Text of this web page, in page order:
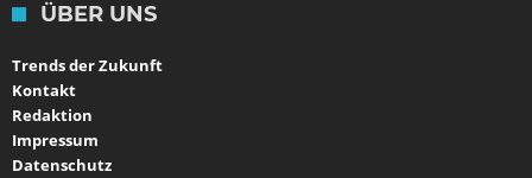
ÜBER UNS
Trends der Zukunft
Kontakt
Redaktion
Impressum
Datenschutz